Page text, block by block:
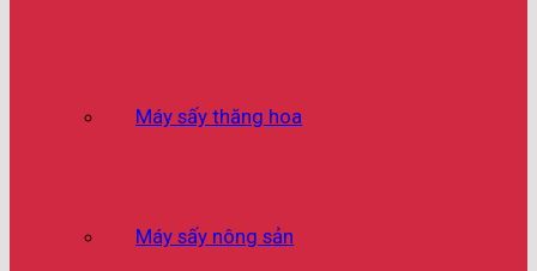
Máy sấy thăng hoa
Máy sấy nông sản